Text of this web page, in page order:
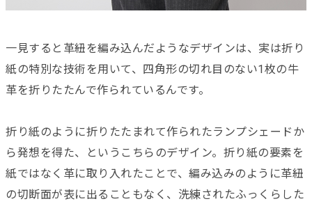
一見すると革紐を編み込んだようなデザインは、 実は折り
紙の特別な技術を用いて、 四角形の切れ目のない1枚の牛
革を折りたたんで作られているんです。
折り紙のように折りたたまれて作られたランプシェードか
ら発想を得た、というこちらのデザイン。折り紙の要素を
紙ではなく革に取り入れたことで、編み込みのよう に革紐
の切断面が表に出ることもなく、 洗練されたふっくらした